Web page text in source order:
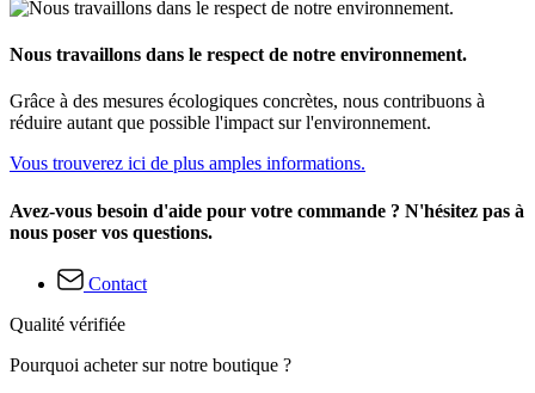
Nous travaillons dans le respect de notre environnement.
Grâce à des mesures écologiques concrètes, nous contribuons à
réduire autant que possible l'impact sur l'environnement.
Vous trouverez ici de plus amples informations.
Avez-vous besoin d'aide pour votre commande ? N'hésitez pas à
nous poser vos questions.
Contact
Qualité vérifiée
Pourquoi acheter sur notre boutique ?